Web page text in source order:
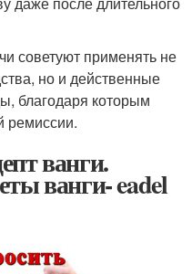
советуют применять не
но и действенные
благодаря которым
ремиссии.
ванги.
ванги- eadel